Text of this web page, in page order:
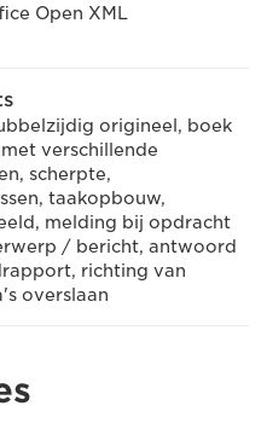
Open XML
origineel, boek
verschillende
scherpte,
taakopbouw,
melding bij opdracht
/ bericht, antwoord
richting van
overslaan